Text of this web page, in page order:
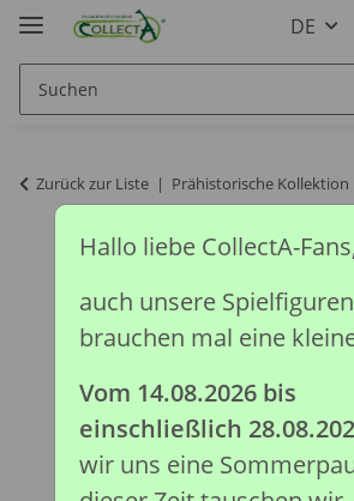
DE
Zurück zur Liste Prähistorische Kollektion
Hallo liebe CollectA-
auch unsere Spielfiguren
brauchen mal eine
Vom 14.08.2026 bis
einschließlich
wir uns eine